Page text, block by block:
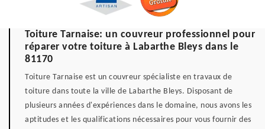
Toiture Tarnaise: un couvreur professionnel pour
réparer votre toiture à Labarthe Bleys dans le
81170
Toiture Tarnaise est un couvreur spécialiste en travaux de
toiture dans toute la ville de Labarthe Bleys. Disposant de
plusieurs années d'expériences dans le domaine, nous avons les
aptitudes et les qualifications nécessaires pour vous fournir des